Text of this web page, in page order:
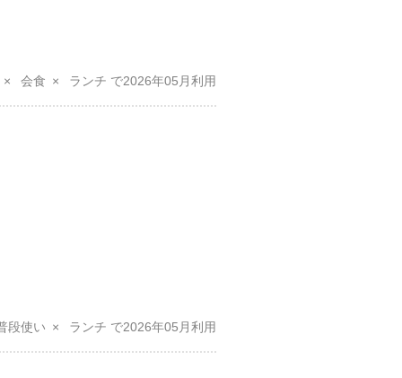
会食 ランチ 2026年05月
段使い ランチ 2026年05月